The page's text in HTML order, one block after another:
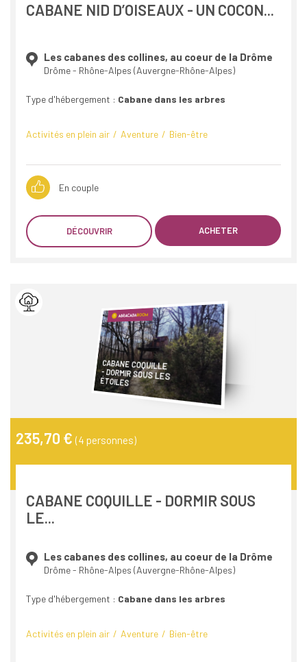
CABANE NID D’OISEAUX - UN COCON...
Les cabanes des collines, au coeur de la Drôme
Drôme - Rhône-Alpes (Auvergne-Rhône-Alpes)
Type d'hébergement : Cabane dans les arbres
Activités en plein air Aventure Bien-être
En couple
DÉCOUVRIR ACHETER
CABANE COQUILLE
- DORMIR SOUS LES
ÉTOILES
235,70 € (4 personnes)
CABANE COQUILLE - DORMIR SOUS
LE...
Les cabanes des collines, au coeur de la Drôme
Drôme - Rhône-Alpes (Auvergne-Rhône-Alpes)
Type d'hébergement : Cabane dans les arbres
Activités en plein air Aventure Bien-être